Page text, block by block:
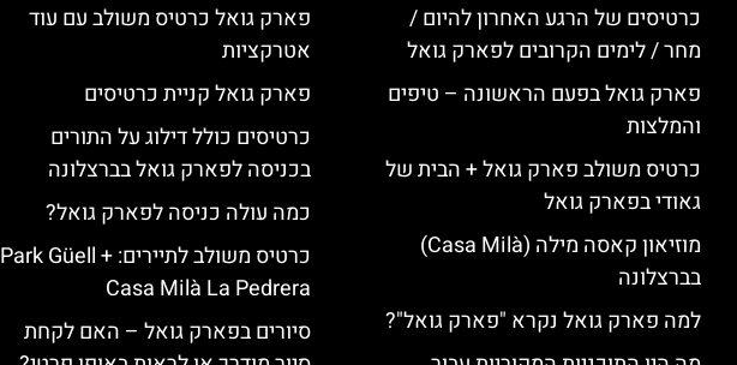
כרטיסים של הרגע האחרון להיום /
מחר / לימים הקרובים לפארק גואל
פארק גואל בפעם הראשונה – טיפים
והמלצות
כרטיס משולב פארק גואל + הבית של
גאודי בפארק גואל
מוזיאון קאסה מילה (Casa Milà)
בברצלונה
למה פארק גואל נקרא "פארק גואל"?
פארק גואל כרטיס משולב עם עוד
אטרקציות
פארק גואל קניית כרטיסים
כרטיסים כולל דילוג על התורים
בכניסה לפארק גואל בברצלונה
כמה עולה כניסה לפארק גואל?
כרטיס משולב לתיירים: Park Güell +
Casa Milà La Pedrera
סיורים בפארק גואל – האם לקחת